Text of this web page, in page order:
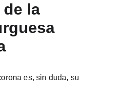
de la
es, sin duda, su